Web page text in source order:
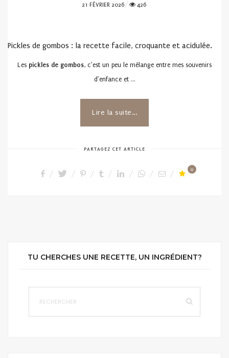
POSTED
21 FÉVRIER 2026 426
Pickles de gombos : la recette facile, croquante et acidulée.
Les pickles de gombos, c’est un peu le mélange entre mes souvenirs
d’enfance et …
Lire la suite...
PARTAGEZ CET ARTICLE
0
TU CHERCHES UNE RECETTE, UN INGRÉDIENT?